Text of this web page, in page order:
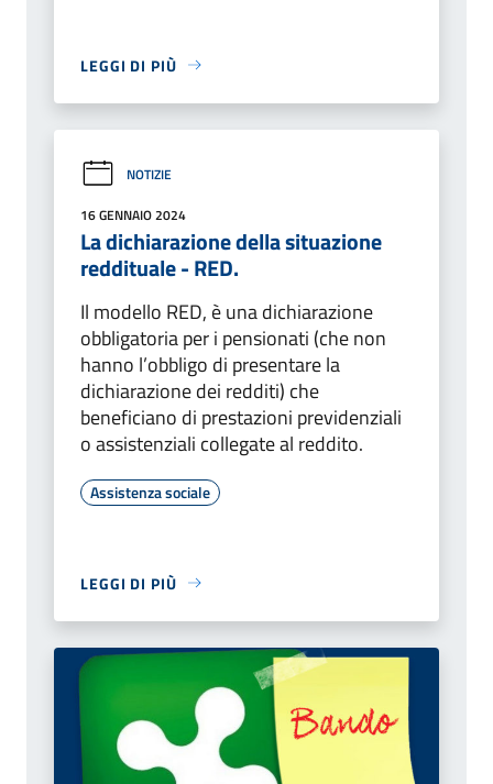
LEGGI DI PIÙ
NOTIZIE
16 GENNAIO 2024
La dichiarazione della situazione
reddituale - RED.
Il modello RED, è una dichiarazione
obbligatoria per i pensionati (che non
hanno l’obbligo di presentare la
dichiarazione dei redditi) che
beneficiano di prestazioni previdenziali
o assistenziali collegate al reddito.
Assistenza sociale
LEGGI DI PIÙ